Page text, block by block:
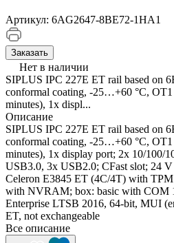
Артикул: 6AG2647-8BE72-1HA1
Заказать
Нет в наличии
SIPLUS IPC 227E ET rail based on
conformal coating, -25…+60 °C,
minutes), 1x displ...
Описание
SIPLUS IPC 227E ET rail based on
conformal coating, -25…+60 °C,
minutes), 1x display port; 2x 10/100/
USB3.0, 3x USB2.0; CFast slot; 24
Celeron E3845 ET (4C/4T) with
with NVRAM; box: basic with COM
Enterprise LTSB 2016, 64-bit, MUI
ET, not exchangeable
Все описание